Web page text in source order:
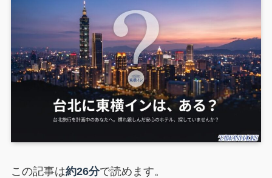
この記事は約26分で読めます。